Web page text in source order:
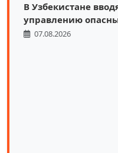
В Узбекистане
управлению
07.08.2026